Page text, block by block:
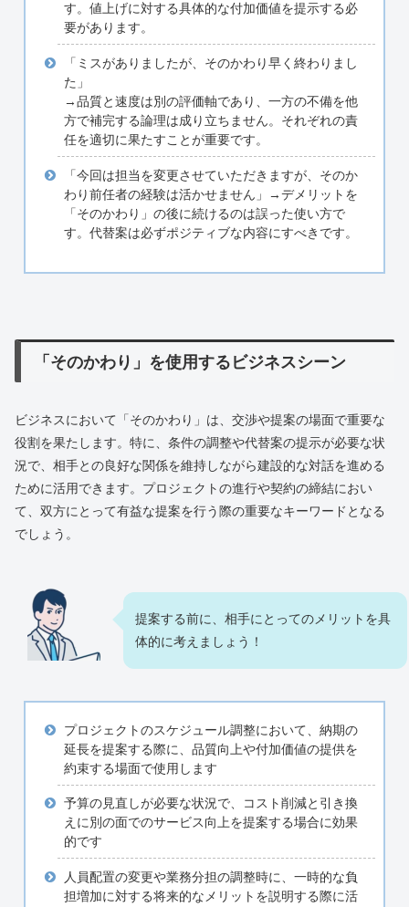
す。値上げに対する具体的な付加価値を提示する必
要があります。
「ミスがありましたが、そのかわり早く終わりまし
た」
→品質と速度は別の評価軸であり、一方の不備を他
方で補完する論理は成り立ちません。それぞれの責
任を適切に果たすことが重要です。
「今回は担当を変更させていただきますが、そのか
わり前任者の経験は活かせません」→デメリットを
「そのかわり」の後に続けるのは誤った使い方で
す。代替案は必ずポジティブな内容にすべきです。
「そのかわり」を使用するビジネスシーン
ビジネスにおいて「そのかわり」は、交渉や提案の場面で重要な
役割を果たします。特に、条件の調整や代替案の提示が必要な状
況で、相手との良好な関係を維持しながら建設的な対話を進める
ために活用できます。プロジェクトの進行や契約の締結におい
て、双方にとって有益な提案を行う際の重要なキーワードとなる
でしょう。
提案する前に、相手にとってのメリットを具
体的に考えましょう！
プロジェクトのスケジュール調整において、納期の
延長を提案する際に、品質向上や付加価値の提供を
約束する場面で使用します
予算の見直しが必要な状況で、コスト削減と引き換
えに別の面でのサービス向上を提案する場合に効果
的です
人員配置の変更や業務分担の調整時に、一時的な負
担増加に対する将来的なメリットを説明する際に活